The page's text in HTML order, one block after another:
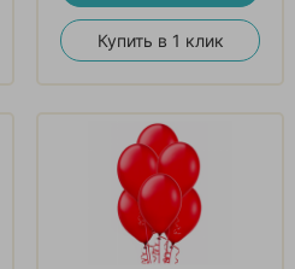
Купить в 1 клик